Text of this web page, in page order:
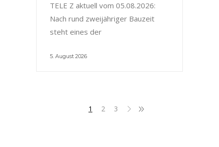
TELE Z aktuell vom 05.08.2026:
Nach rund zweijähriger Bauzeit
steht eines der
5. August 2026
1 2 3